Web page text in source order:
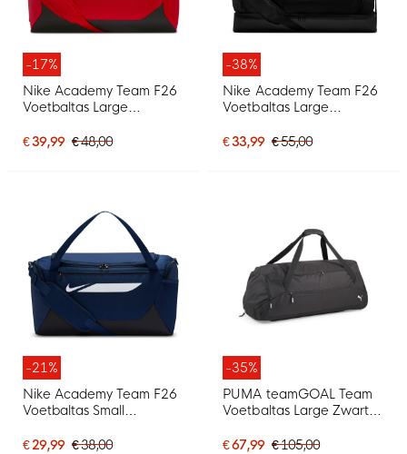
-17%
Nike Academy Team F26
Voetbaltas Large
€ 39,99 € 48,00
-38%
Nike Academy Team F26
Voetbaltas Large
€ 33,99 € 55,00
-21%
Nike Academy Team F26
Voetbaltas Small
€ 29,99 € 38,00
-35%
PUMA teamGOAL Team
Voetbaltas Large Zwart
€ 67,99 € 105,00